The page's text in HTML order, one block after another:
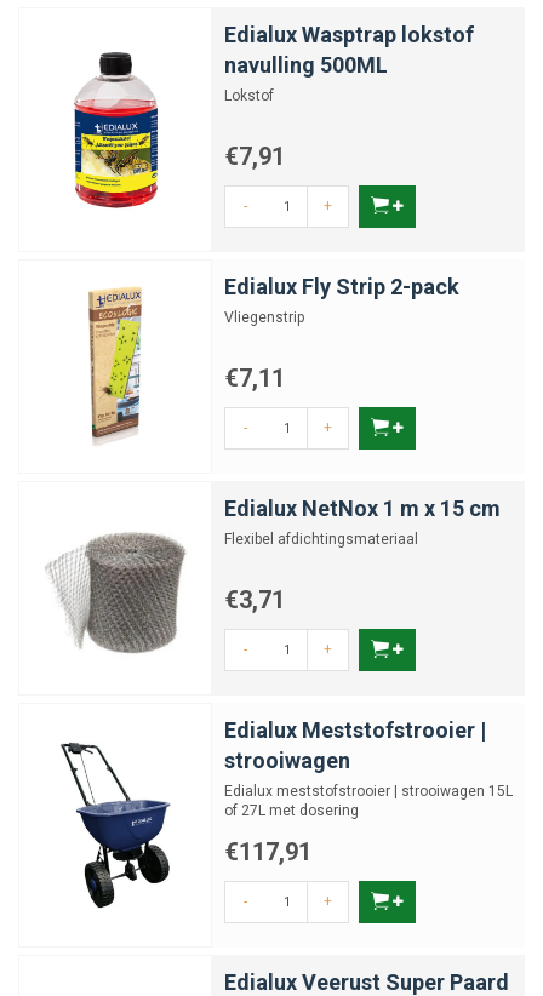
Edialux Wasptrap lokstof
navulling 500ML
Lokstof
€7,91
- +
Edialux Fly Strip 2-pack
Vliegenstrip
€7,11
- +
Edialux NetNox 1 m x 15 cm
Flexibel afdichtingsmateriaal
€3,71
- +
Edialux Meststofstrooier |
strooiwagen
Edialux meststofstrooier | strooiwagen 15L
of 27L met dosering
€117,91
- +
Edialux Veerust Super Paard